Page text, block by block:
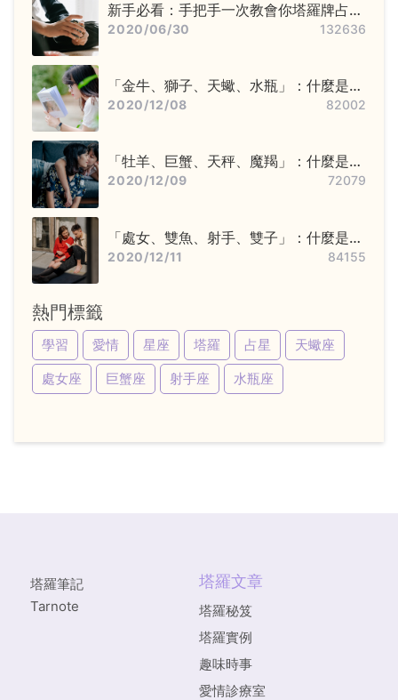
新手必看：手把手一次教會你塔羅牌占卜
步驟——洗牌＋切牌、抽牌、排牌陣！
2020/06/30 132636
「金牛、獅子、天蠍、水瓶」：什麼是固
定星座，他們又該怎麼追？
2020/12/08 82002
「牡羊、巨蟹、天秤、魔羯」：什麼是基
本星座，他們又該怎麼追？
2020/12/09 72079
「處女、雙魚、射手、雙子」：什麼是變
動星座，他們又該怎麼追？
2020/12/11 84155
熱門標籤
學習 愛情 星座 塔羅 占星
天蠍座
處女座
巨蟹座 射手座 水瓶座
塔羅筆記
Tarnote
塔羅文章
塔羅秘笈
塔羅實例
趣味時事
愛情診療室